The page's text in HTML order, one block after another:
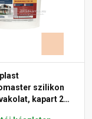
szilikon
kapart 2